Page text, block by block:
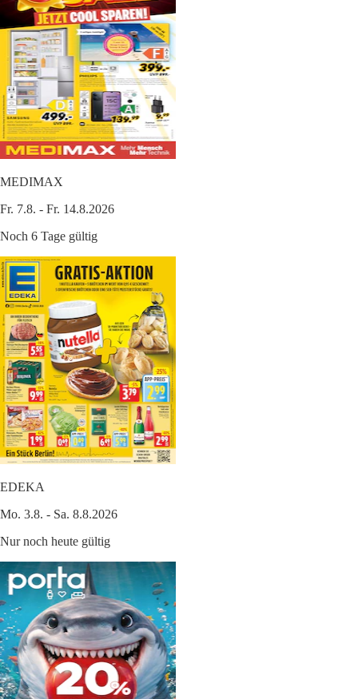
MEDIMAX
Fr. 7.8. - Fr. 14.8.2026
Noch 6 Tage gültig
EDEKA
Mo. 3.8. - Sa. 8.8.2026
Nur noch heute gültig